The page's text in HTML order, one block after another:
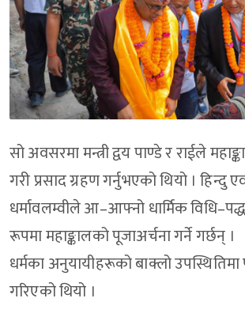
सो अवसरमा मन्त्री द्वय पाण्डे र राईले
गरी प्रसाद ग्रहण गर्नुभएको थियो । हिन्दु
धर्मावलम्वीले आ–आफ्नो धार्मिक
रूपमा महाङ्कालको पूजाअर्चना गर्ने गर्छन्
धर्मका अनुयायीहरूको बाक्लो उपस्थितिमा
गरिएको थियो ।